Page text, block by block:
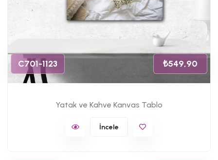
C701-1123 ₺549,90
Yatak ve Kahve Kanvas Tablo
İncele